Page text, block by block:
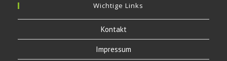
Wichtige Links
Kontakt
Impressum